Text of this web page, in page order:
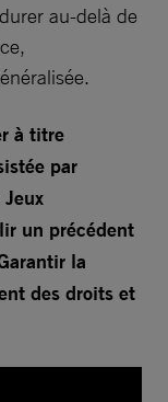
au-delà de
à titre
par
un précédent
la
des droits et